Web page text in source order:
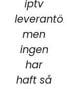
iptv
men
ingen
har
haft så